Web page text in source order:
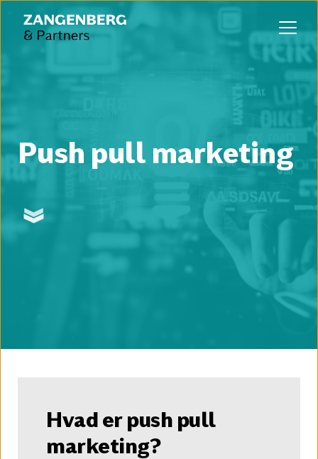
Push pull marketing
Hvad er push pull
marketing?